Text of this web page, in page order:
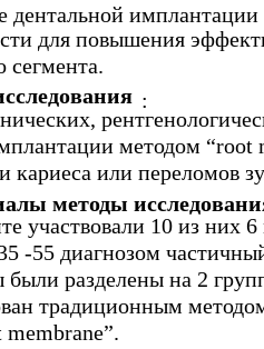
дентальной
для повышения
сегмента.
:
методом
кариеса или переломов
методы
участвовали 10 из них
-55 диагнозом
разделены на 2
традиционным